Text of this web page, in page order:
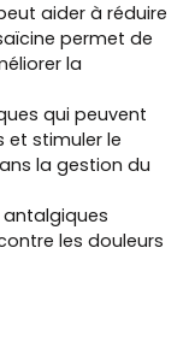
aider à réduire
permet de
la
qui peuvent
et stimuler le
la gestion du
les douleurs